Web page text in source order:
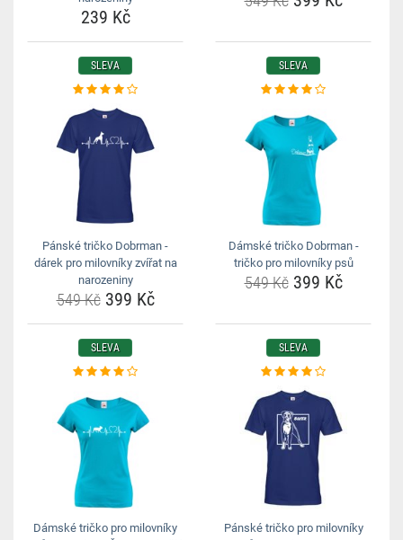
239 Kč
SLEVA
Pánské tričko Dobrman -
dárek pro milovníky zvířat na
narozeniny
549 Kč399 Kč
SLEVA
Dámské tričko Dobrman -
tričko pro milovníky psů
549 Kč399 Kč
SLEVA
Dámské tričko pro milovníky
SLEVA
Pánské tričko pro milovníky